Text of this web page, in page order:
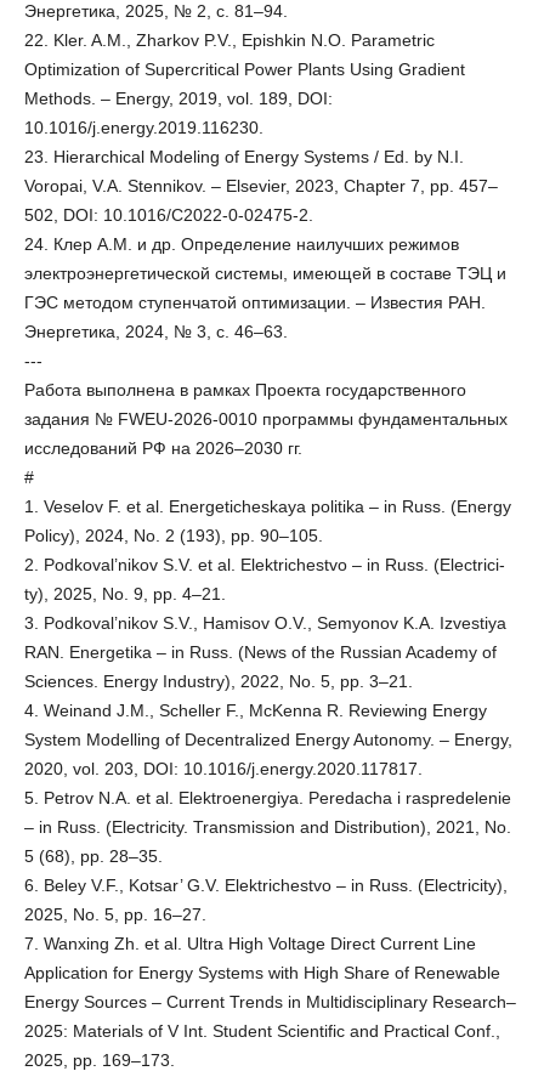
Энергетика, 2025, № 2, с. 81–94.
22. Kler. A.M., Zharkov P.V., Epishkin N.O. Parametric
Optimization of Supercritical Power Plants Using Gradient
Methods. – Energy, 2019, vol. 189, DOI:
10.1016/j.energy.2019.116230.
23. Hierarchical Modeling of Energy Systems / Ed. by N.I.
Voropai, V.A. Stennikov. – Elsevier, 2023, Chapter 7, pp. 457–
502, DOI: 10.1016/C2022-0-02475-2.
24. Клер А.М. и др. Определение наилучших режимов
электроэнергетической системы, имеющей в составе ТЭЦ и
ГЭС методом ступенчатой оптимизации. – Известия РАН.
Энергетика, 2024, № 3, с. 46–63.
---
Работа выполнена в рамках Проекта государственного
задания № FWEU-2026-0010 программы фундаментальных
исследований РФ на 2026–2030 гг.
#
1. Veselov F. et al. Energeticheskaya politika – in Russ. (Energy
Policy), 2024, No. 2 (193), pp. 90–105.
2. Podkoval’nikov S.V. et al. Elektrichestvo – in Russ. (Electrici-
ty), 2025, No. 9, pp. 4–21.
3. Podkoval’nikov S.V., Hamisov O.V., Semyonov K.A. Izvestiya
RAN. Energetika – in Russ. (News of the Russian Academy of
Sciences. Energy Industry), 2022, No. 5, pp. 3–21.
4. Weinand J.M., Scheller F., McKenna R. Reviewing Energy
System Modelling of Decentralized Energy Autonomy. – Energy,
2020, vol. 203, DOI: 10.1016/j.energy.2020.117817.
5. Petrov N.A. et al. Elektroenergiya. Peredacha i raspredelenie
– in Russ. (Electricity. Transmission and Distribution), 2021, No.
5 (68), pp. 28–35.
6. Beley V.F., Kotsar’ G.V. Elektrichestvo – in Russ. (Electricity),
2025, No. 5, pp. 16–27.
7. Wanxing Zh. et al. Ultra High Voltage Direct Current Line
Application for Energy Systems with High Share of Renewable
Energy Sources – Current Trends in Multidisciplinary Research–
2025: Materials of V Int. Student Scientific and Practical Conf.,
2025, pp. 169–173.